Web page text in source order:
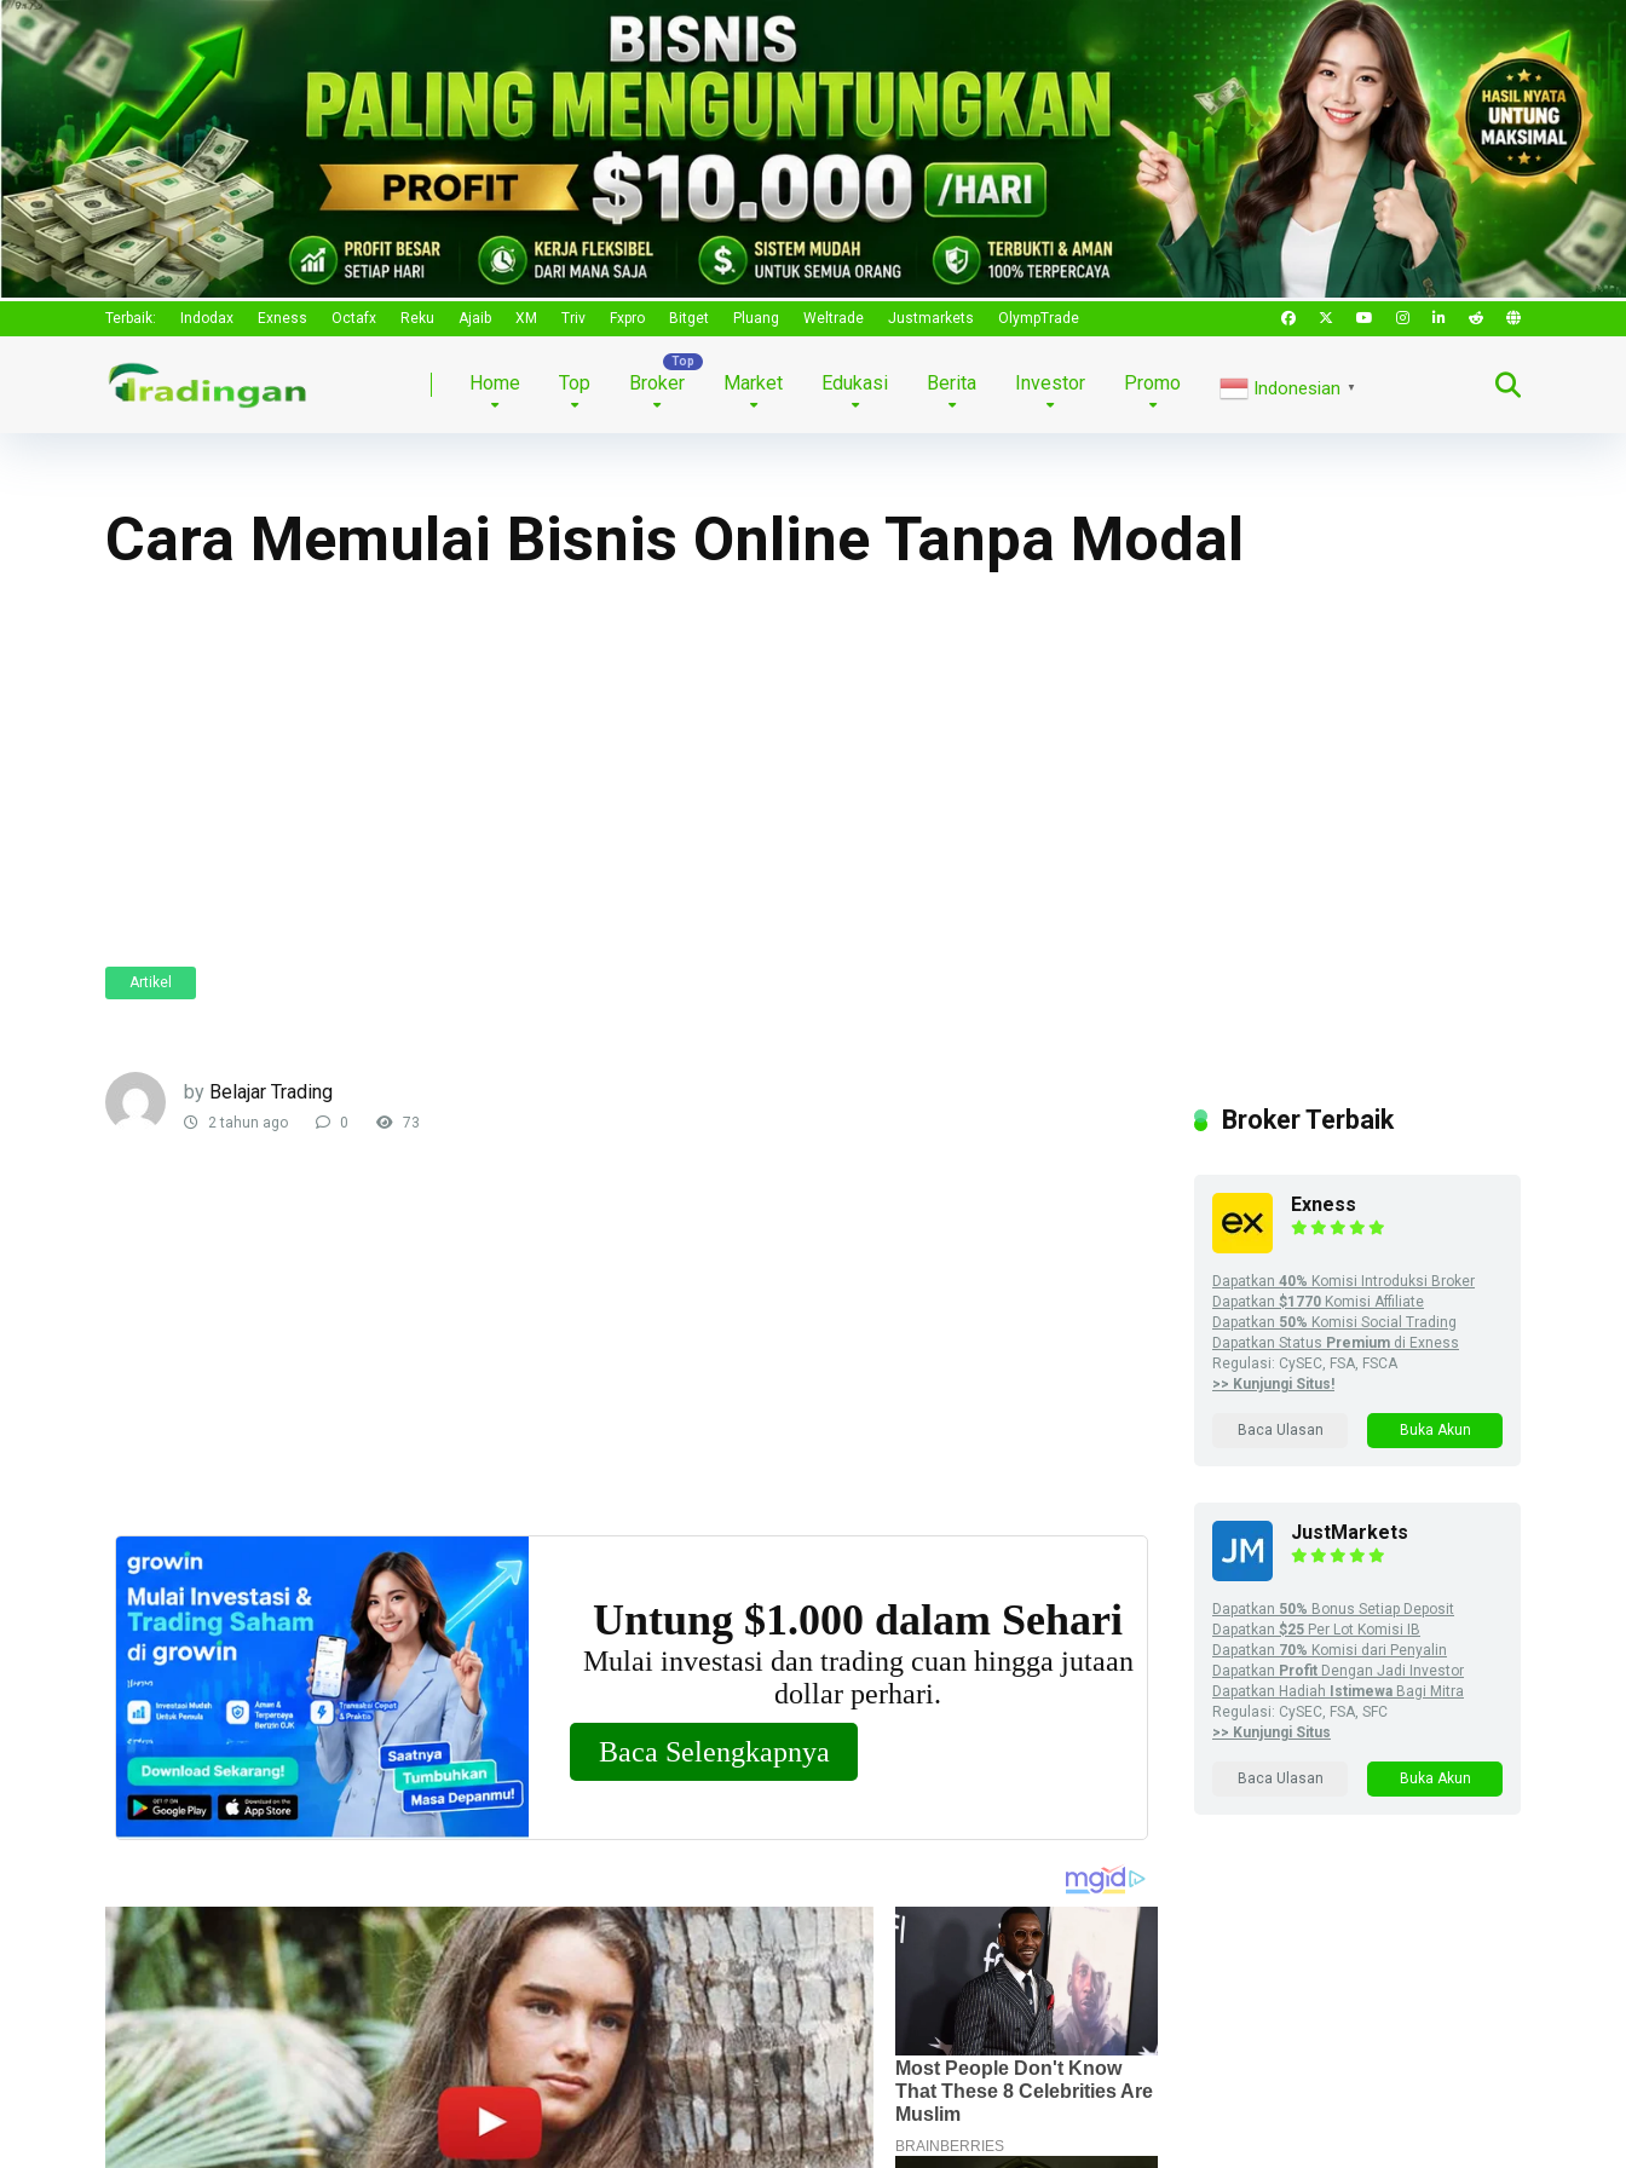
Terbaik: Indodax Exness Octafx Reku Ajaib XM Triv Fxpro Bitget Pluang Weltrade Justmarkets OlympTrade
Home Top Broker Market Edukasi Berita Investor Promo Indonesian ▼
Cara Memulai Bisnis Online Tanpa Modal
Artikel
by Belajar Trading
2 tahun ago 0 73 Broker Terbaik
Exness
Dapatkan 40% Komisi Introduksi Broker
Dapatkan $1770 Komisi Affiliate
Dapatkan 50% Komisi Social Trading
Dapatkan Status Premium di Exness
Regulasi: CySEC, FSA, FSCA
>> Kunjungi Situs!
Baca Ulasan Buka Akun
JustMarkets
Dapatkan 50% Bonus Setiap Deposit
Dapatkan $25 Per Lot Komisi IB
Dapatkan 70% Komisi dari Penyalin
Dapatkan Profit Dengan Jadi Investor
Dapatkan Hadiah Istimewa Bagi Mitra
Regulasi: CySEC, FSA, SFC
>> Kunjungi Situs
Baca Ulasan Buka Akun